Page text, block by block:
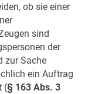
ob sie einer
sind
der
zur Sache
ein Auftrag
(§ 163 Abs. 3